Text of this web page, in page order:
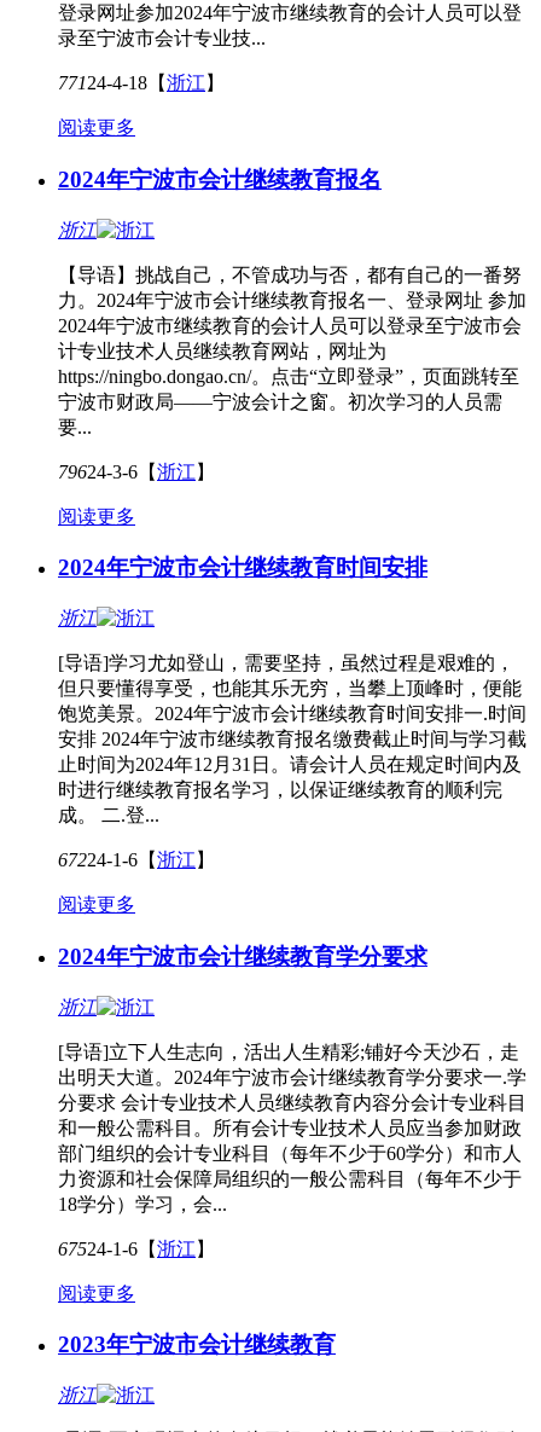
登录网址参加2024年宁波市继续教育的会计人员可以登
录至宁波市会计专业技...
77124-4-18 【浙江 】
阅读更多
2024年宁波市会计继续教育报名
浙江
【导语】挑战自己，不管成功与否，都有自己的一番努
力。2024年宁波市会计继续教育报名一、登录网址 参加
2024年宁波市继续教育的会计人员可以登录至宁波市会
计专业技术人员继续教育网站，网址为
https://ningbo.dongao.cn/。点击“立即登录”，页面跳转至
宁波市财政局——宁波会计之窗。初次学习的人员需
要...
79624-3-6 【浙江 】
阅读更多
2024年宁波市会计继续教育时间安排
浙江
[导语]学习尤如登山，需要坚持，虽然过程是艰难的，
但只要懂得享受，也能其乐无穷，当攀上顶峰时，便能
饱览美景。2024年宁波市会计继续教育时间安排一.时间
安排 2024年宁波市继续教育报名缴费截止时间与学习截
止时间为2024年12月31日。请会计人员在规定时间内及
时进行继续教育报名学习，以保证继续教育的顺利完
成。 二.登...
67224-1-6 【浙江 】
阅读更多
2024年宁波市会计继续教育学分要求
浙江
[导语]立下人生志向，活出人生精彩;铺好今天沙石，走
出明天大道。2024年宁波市会计继续教育学分要求一.学
分要求 会计专业技术人员继续教育内容分会计专业科目
和一般公需科目。所有会计专业技术人员应当参加财政
部门组织的会计专业科目（每年不少于60学分）和市人
力资源和社会保障局组织的一般公需科目（每年不少于
18学分）学习，会...
67524-1-6 【浙江 】
阅读更多
2023年宁波市会计继续教育
浙江